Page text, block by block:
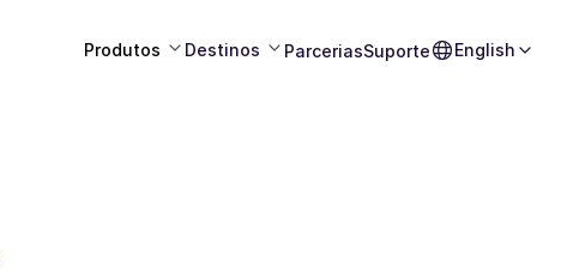
Produtos Destinos ParceriasSuporte English